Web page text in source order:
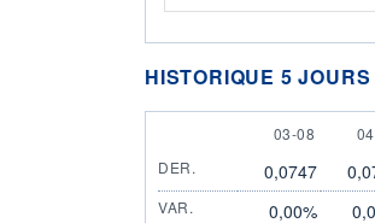
HISTORIQUE 5 JOURS
3 AUGUST
03-08 4
DER.
0,0747
VAR. 0,00%